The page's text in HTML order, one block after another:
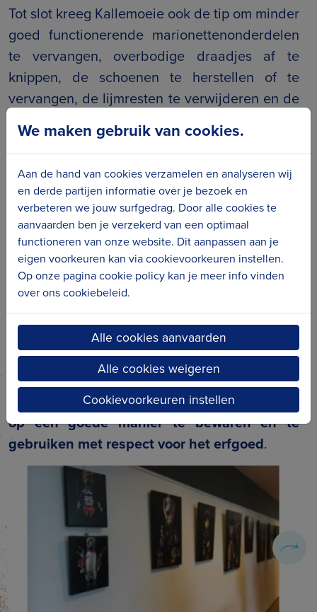
Tot slot kreeg Kallemoeie ook de tip om minder
goed functionerende marionettenonderdelen
te vervangen, overbodige draadjes af te
knippen, de schoenen te herstellen of te
vervangen, de lijmresten te verwijderen en de
marionetten te stofzuigen met
de museumstofzuiger.
Fase 5: Expo ‘Kallemoeies erfgoed’
Na al deze inspanningen, zette Kallemoeie
begin 2019 vol trots haar collectie in de kijker
met grotefotoafdrukkenenvitrinekastenmet
gerestaureerde en behandelde marionetten.
Het werk is natuurlijk nooit af. De collectie
moet blijvend goed beheerd worden en af en
toe gecontroleerd op schadebeelden. Dankzij
ditmeerjarige projecthebben de leden van
Kallemoeie denodige expertiseopgedaan en
enkele experts leren kennen om hun
op een goede manier te bewaren en te
gebruiken met respect voor het erfgoed.
We maken gebruik van cookies.
Aan de hand van cookies verzamelen en analyseren wij
en derde partijen informatie over je bezoek en
verbeteren we jouw surfgedrag. Door alle cookies te
aanvaarden ben je verzekerd van een optimaal
functioneren van onze website. Dit aanpassen aan je
eigen voorkeuren kan via cookievoorkeuren instellen.
Op onze pagina cookie policy kan je meer info vinden
over ons cookiebeleid.
Alle cookies aanvaarden
Alle cookies weigeren
Cookievoorkeuren instellen